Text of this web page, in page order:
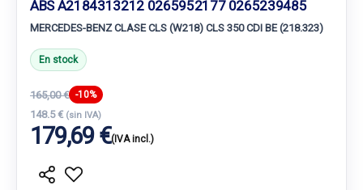
ABS A2184313212 0265952177 0265239485
MERCEDES-BENZ CLASE CLS (W218) CLS 350 CDI BE (218.323)
En stock
165,00 € -10%
148.5 € (sin IVA)
179,69 €(IVA incl.)